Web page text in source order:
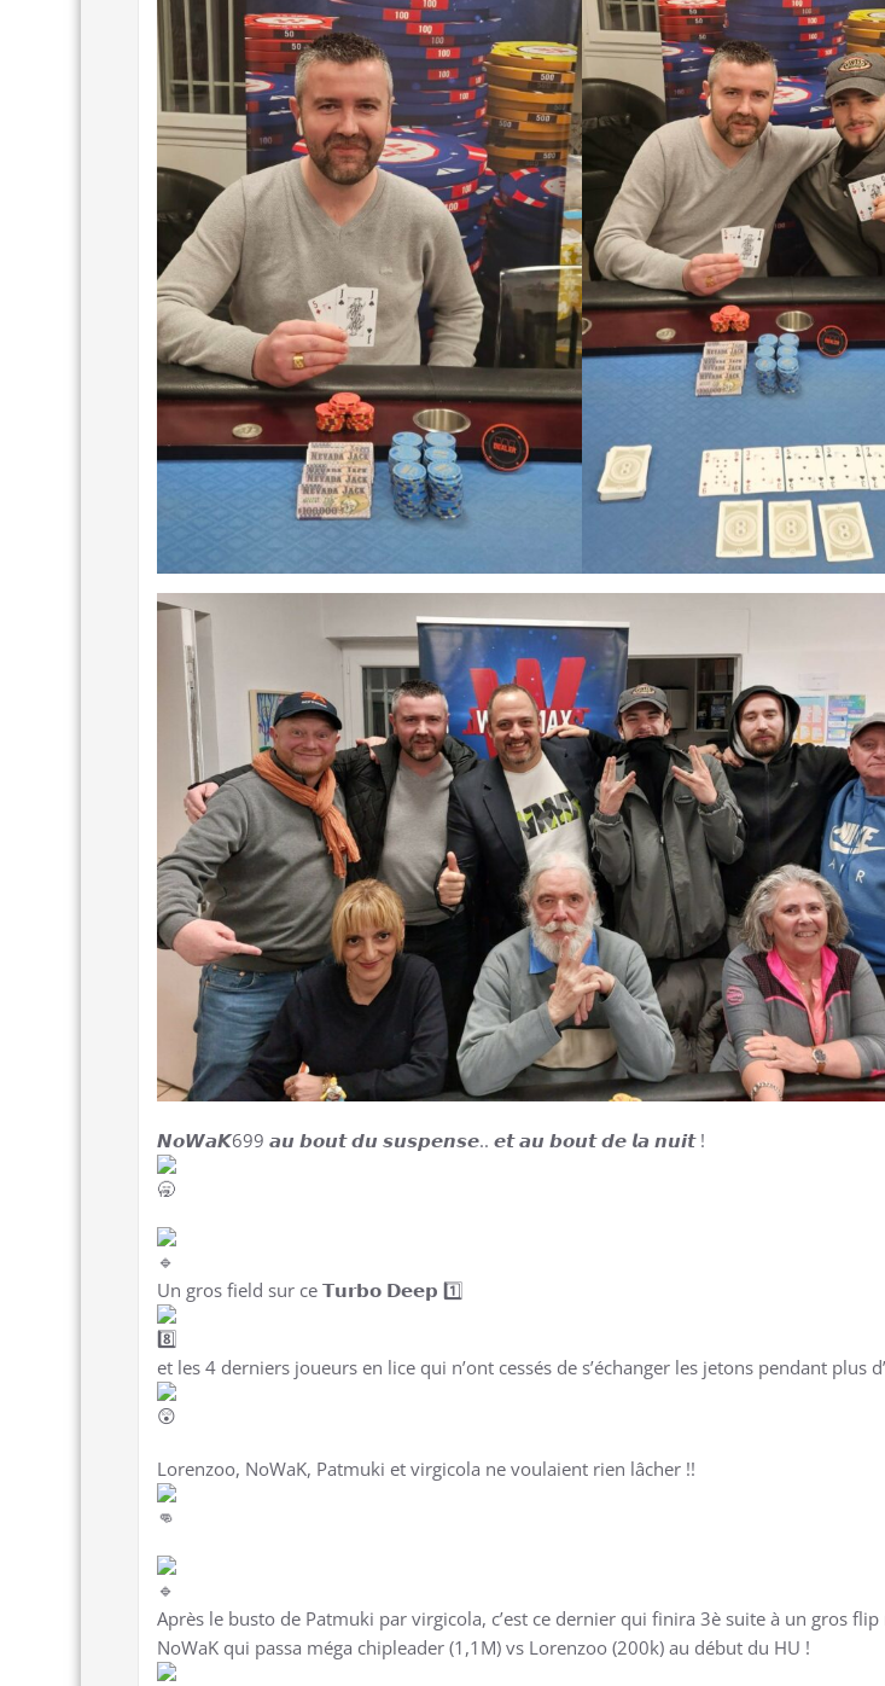
𝙉𝙤𝙒𝙖𝙆699 𝙖𝙪 𝙗𝙤𝙪𝙩 𝙙𝙪 𝙨𝙪𝙨𝙥𝙚𝙣𝙨𝙚.. 𝙚𝙩 𝙖𝙪 𝙗𝙤𝙪𝙩 𝙙𝙚 𝙡𝙖 𝙣𝙪𝙞𝙩 !
Un gros field sur ce 𝗧𝘂𝗿𝗯𝗼 𝗗𝗲𝗲𝗽 1
et les 4 derniers joueurs en lice qui n’ont cessés de s’échanger les jetons pendant plus
Lorenzoo, NoWaK, Patmuki et virgicola ne voulaient rien lâcher !!
Après le busto de Patmuki par virgicola, c’est ce dernier qui finira 3è suite à un gros
NoWaK qui passa méga chipleader (1,1M) vs Lorenzoo (200k) au début du HU !